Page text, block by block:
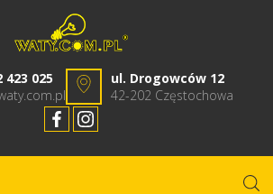
423 025
ul. Drogowców 12
42-202 Częstochowa